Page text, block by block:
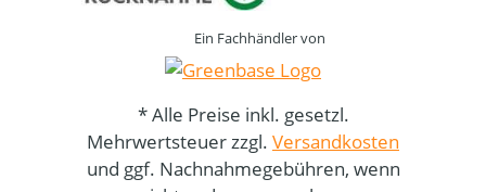
Ein Fachhändler von
* Alle Preise inkl. gesetzl.
Mehrwertsteuer zzgl. Versandkosten
und ggf. Nachnahmegebühren, wenn